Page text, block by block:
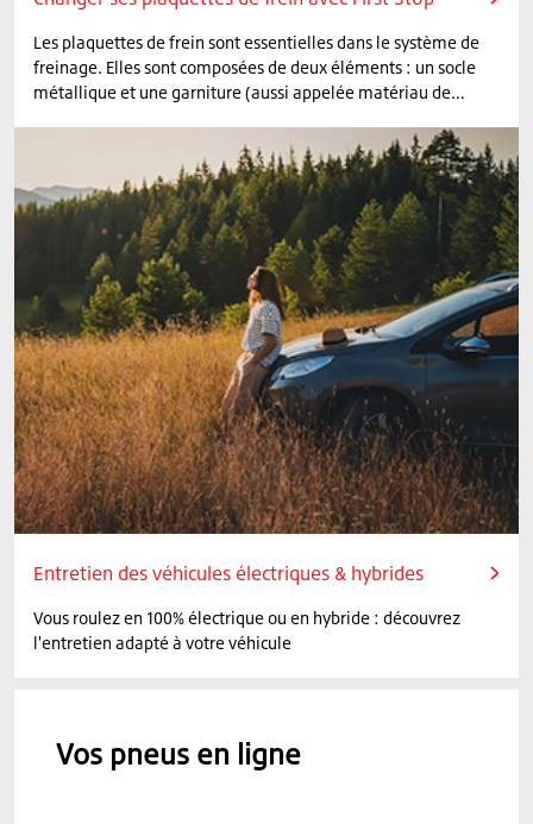
Les plaquettes de frein sont essentielles dans le système de
freinage. Elles sont composées de deux éléments : un socle
métallique et une garniture (aussi appelée matériau de
Entretien des véhicules électriques & hybrides
Vous roulez en 100% électrique ou en hybride : découvrez
l'entretien adapté à votre véhicule
Vos pneus en ligne